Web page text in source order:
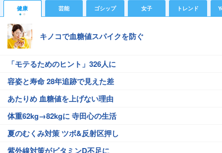
健康 芸能 ゴシップ 女子 トレンド
キノコで血糖値スパイクを防ぐ
「モテるためのヒント」326人に
容姿と寿命 28年追跡で見えた差
あたりめ 血糖値を上げない理由
体重62kg→82kgに 寺田心の生活
夏のむくみ対策 ツボ&反射区押し
紫外線対策がビタミンD不足に